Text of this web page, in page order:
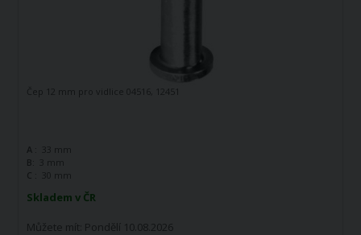
Skladem v ČR
Můžete mít: Pondělí 10.08.2026
Čep 12 mm pro vidlice 04516, 12451
A :
33 mm
B:
3 mm
C :
30 mm